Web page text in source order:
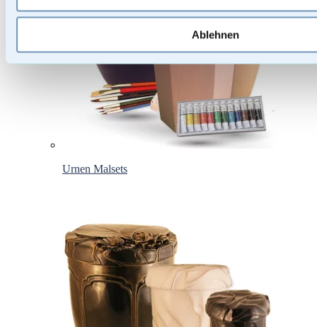
Ablehnen
Urnen Malsets